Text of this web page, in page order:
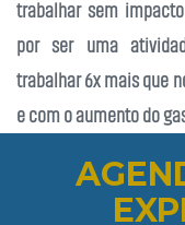
trabalhar sem
por ser uma
trabalhar 6x mais que
e com o aumento do
individuais para
Para aqueles que já